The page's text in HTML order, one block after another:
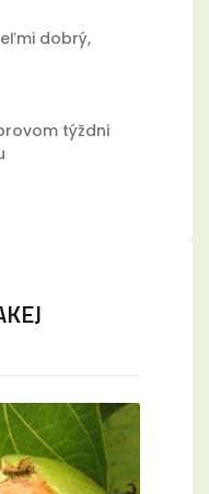
dobrý,
týždni